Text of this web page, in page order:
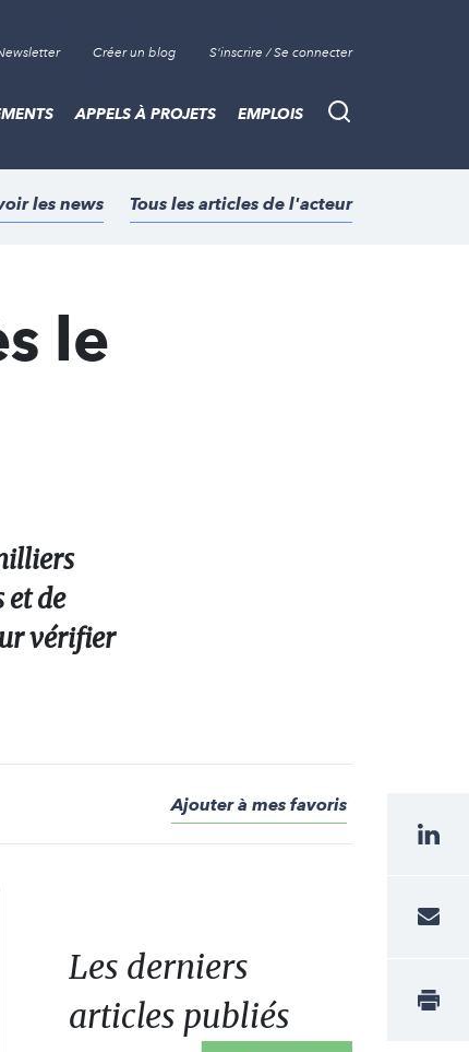
Créer un blog S'inscrire / Se connecter
Recherche
APPELS À PROJETS EMPLOIS
les news Tous les articles de l'acteur
le
et de
vérifier
Ajouter à mes favoris
Les derniers
articles publiés